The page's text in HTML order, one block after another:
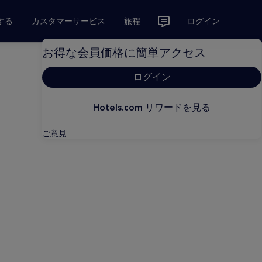
る カスタマーサービス 旅程 ログイン
お得な会員価格に簡単アクセス
ログイン
Hotels.com リワードを見る
ご意見